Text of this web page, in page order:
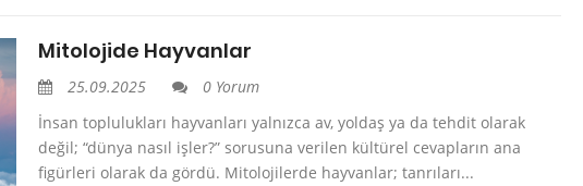
Mitolojide Hayvanlar
25.09.2025
0 Yorum
İnsan toplulukları hayvanları yalnızca av, yoldaş ya da tehdit olarak
değil; “dünya nasıl işler?” sorusuna verilen kültürel cevapların ana
figürleri olarak da gördü. Mitolojilerde hayvanlar; tanrıları...